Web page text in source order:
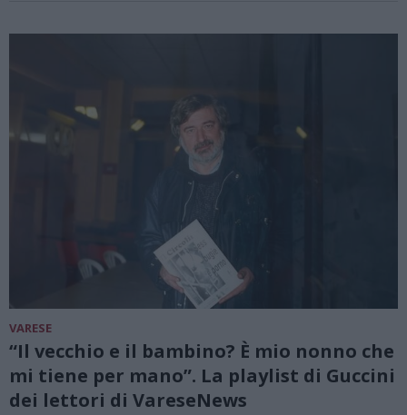
VARESE
“Il vecchio e il bambino? È mio nonno che
mi tiene per mano”. La playlist di Guccini
dei lettori di VareseNews